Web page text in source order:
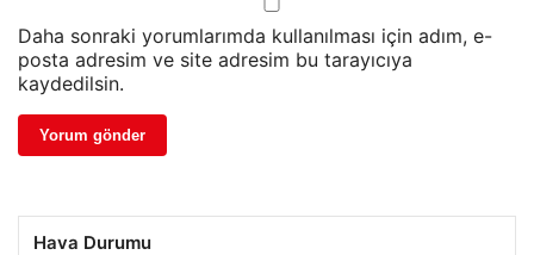
Daha sonraki yorumlarımda kullanılması için adım, e-
posta adresim ve site adresim bu tarayıcıya
kaydedilsin.
Hava Durumu